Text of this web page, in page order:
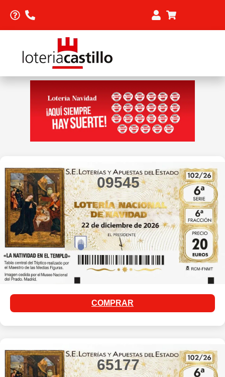
09545
COMPRAR
65177